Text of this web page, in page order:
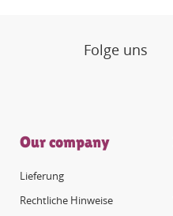
Folge uns
Our company
Lieferung
Rechtliche Hinweise